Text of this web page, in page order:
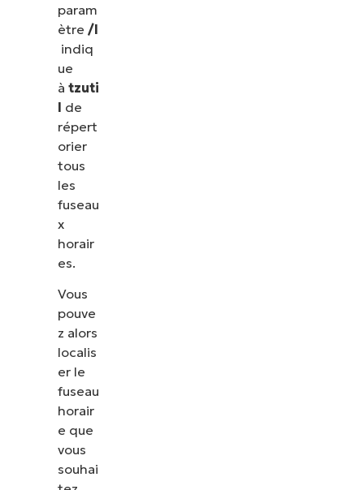
param
ètre/l
indiq
ue
àtzuti
l de
répert
orier
tous
les
fuseau
x
horair
es.
Vous
pouve
z alors
localis
er le
fuseau
horair
e que
vous
souhai